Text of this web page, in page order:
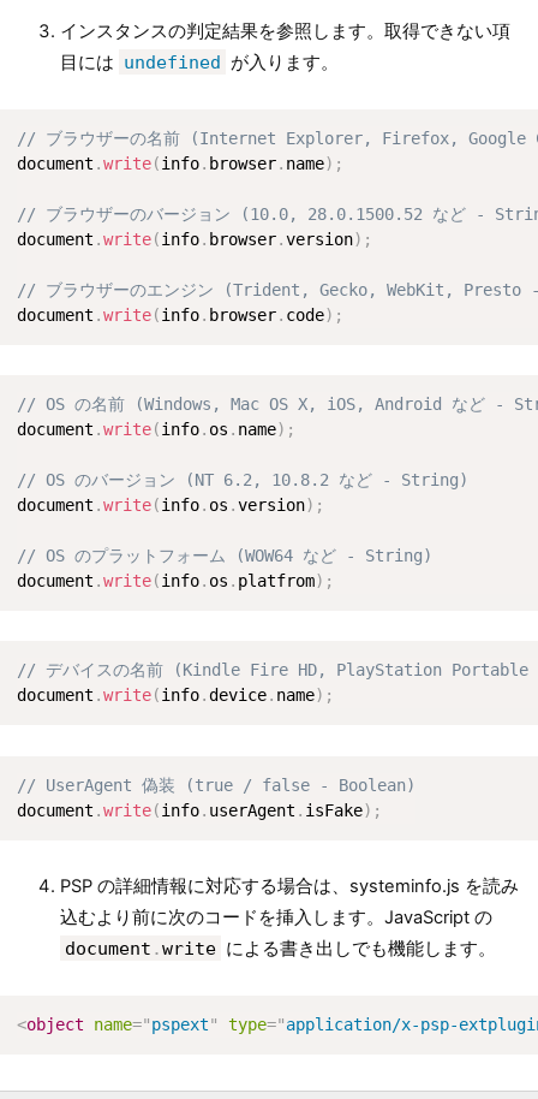
インスタンスの判定結果を参照します。取得できない項
目には undefined が入ります。
// ブラウザーの名前 (Internet Explorer, Firefox, Google
document .write(info. browser. name) ;
// ブラウザーのバージョン (10.0, 28.0.1500.52 など -
document .write(info. browser.version) ;
// ブラウザーのエンジン (Trident, Gecko, WebKit,
document .write(info. browser. code) ;
// OS の名前 (Windows, Mac OS X, iOS, Android など -
document .write(info. os . name) ;
// OS のバージョン (NT 6.2, 10.8.2 など - String)
document .write(info. os .version) ;
// OS のプラットフォーム (WOW64 など - String)
document .write(info. os . platfrom) ;
// デバイスの名前 (Kindle Fire HD, PlayStation
document .write(info.device. name) ;
// UserAgent 偽装 (true / false - Boolean)
document .write(info. userAgent . isFake) ;
PSP の詳細情報に対応する場合は、systeminfo.js を読み
込むより前に次のコードを挿入します。JavaScript の
document .write による書き出しでも機能します。
<object name="pspext" type="application/x-psp-